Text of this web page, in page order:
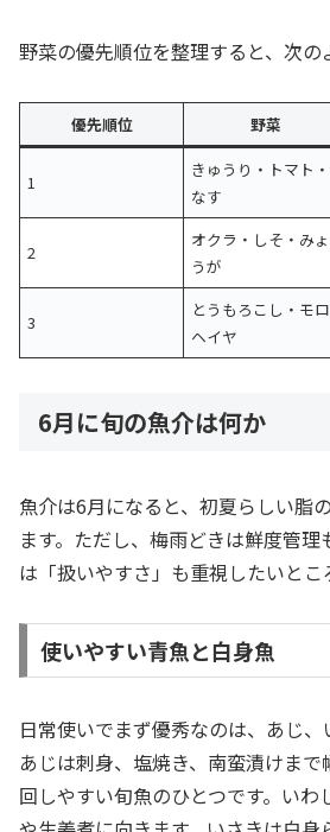
野菜の優先順位を整理すると、次の
優先順位 野菜
1
きゅうり・トマト・
なす
2
オクラ・しそ・みょ
うが
3
とうもろこし・モロ
ヘイヤ
6月に旬の魚介は何か
魚介は6月になると、初夏らしい脂
ます。ただし、梅雨どきは鮮度管
は「扱いやすさ」も重視したいとこ
使いやすい青魚と白身魚
日常使いでまず優秀なのは、あじ、
あじは刺身、塩焼き、南蛮漬けま
回しやすい旬魚のひとつです。い